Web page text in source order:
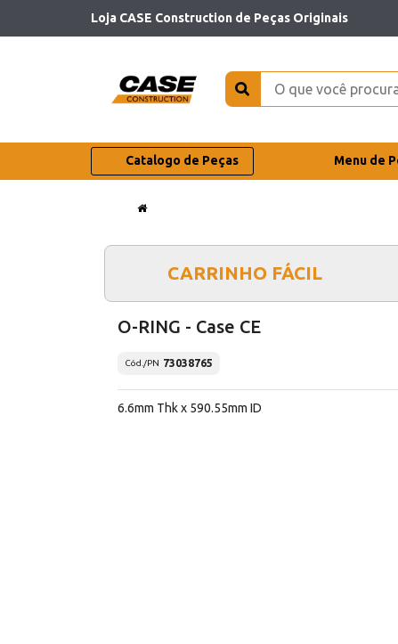
Loja CASE Construction de Peças Originais
Catalogo de Peças Menu de
CARRINHO FÁCIL
O-RING - Case CE
Cód./PN 73038765
6.6mm Thk x 590.55mm ID